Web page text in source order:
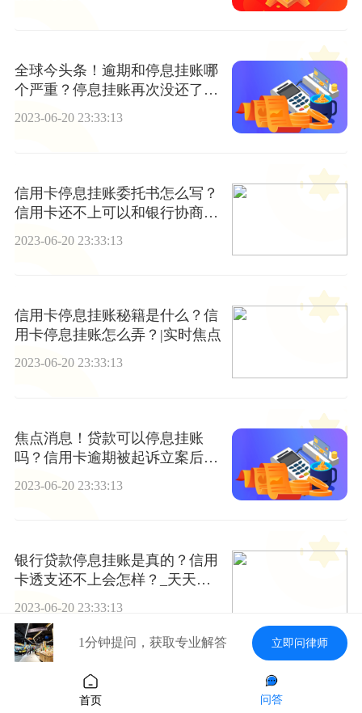
全球今头条！逾期和停息挂账哪
个严重？停息挂账再次没还了怎
么办？
2023-06-20 23:33:13
信用卡停息挂账委托书怎么写？
信用卡还不上可以和银行协商
2023-06-20 23:33:13
信用卡停息挂账秘籍是什么？信
用卡停息挂账怎么弄？|实时焦点
2023-06-20 23:33:13
焦点消息！贷款可以停息挂账
吗？信用卡逾期被起诉立案后怎
2023-06-20 23:33:13
银行贷款停息挂账是真的？信用
卡透支还不上会怎样？_天天头
2023-06-20 23:33:13
办理个体户营业执照麻烦吗 天天
1分钟提问，获取专业解答 立即问律师
首页 问答